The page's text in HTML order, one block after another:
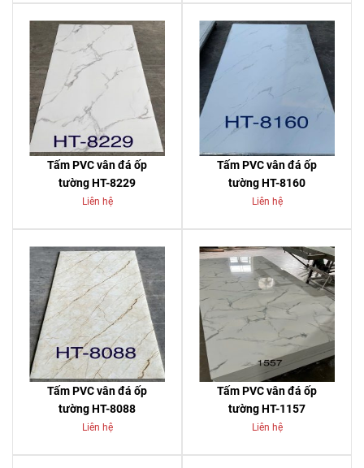
Tấm PVC vân đá ốp
tường HT-8229
Liên hệ
Tấm PVC vân đá ốp
tường HT-8160
Liên hệ
Tấm PVC vân đá ốp
tường HT-8088
Liên hệ
Tấm PVC vân đá ốp
tường HT-1157
Liên hệ